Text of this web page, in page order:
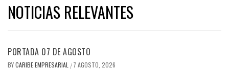
NOTICIAS RELEVANTES
PORTADA 07 DE AGOSTO
BYCARIBE EMPRESARIAL / 7 AGOSTO, 2026